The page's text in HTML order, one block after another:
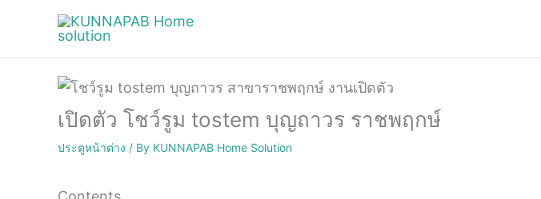
content
เปิดตัว โชว์รูม tostem บุญถาวร ราชพฤกษ์
ประตูหน้าต่าง / By KUNNAPAB Home Solution